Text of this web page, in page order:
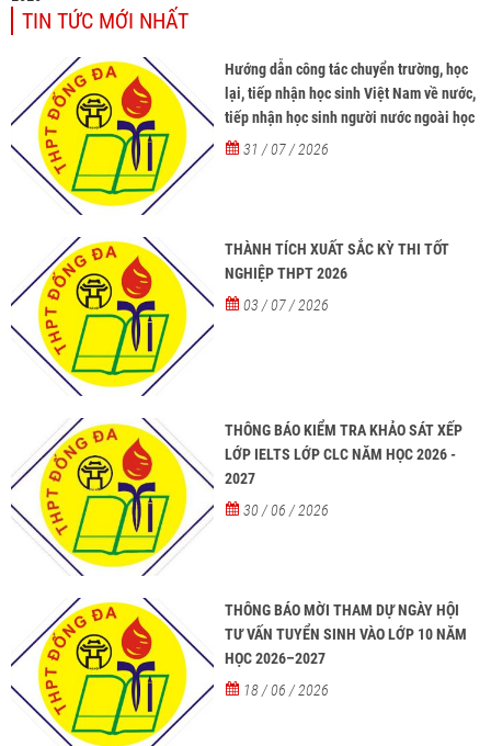
TIN TỨC MỚI NHẤT
Hướng dẫn công tác chuyển trường, học
lại, tiếp nhận học sinh Việt Nam về nước,
tiếp nhận học sinh người nước ngoài học
tại các trường từ năm học 2026-2027
31 / 07 / 2026
THÀNH TÍCH XUẤT SẮC KỲ THI TỐT
NGHIỆP THPT 2026
03 / 07 / 2026
THÔNG BÁO KIỂM TRA KHẢO SÁT XẾP
LỚP IELTS LỚP CLC NĂM HỌC 2026 -
2027
30 / 06 / 2026
THÔNG BÁO MỜI THAM DỰ NGÀY HỘI
TƯ VẤN TUYỂN SINH VÀO LỚP 10 NĂM
HỌC 2026–2027
18 / 06 / 2026